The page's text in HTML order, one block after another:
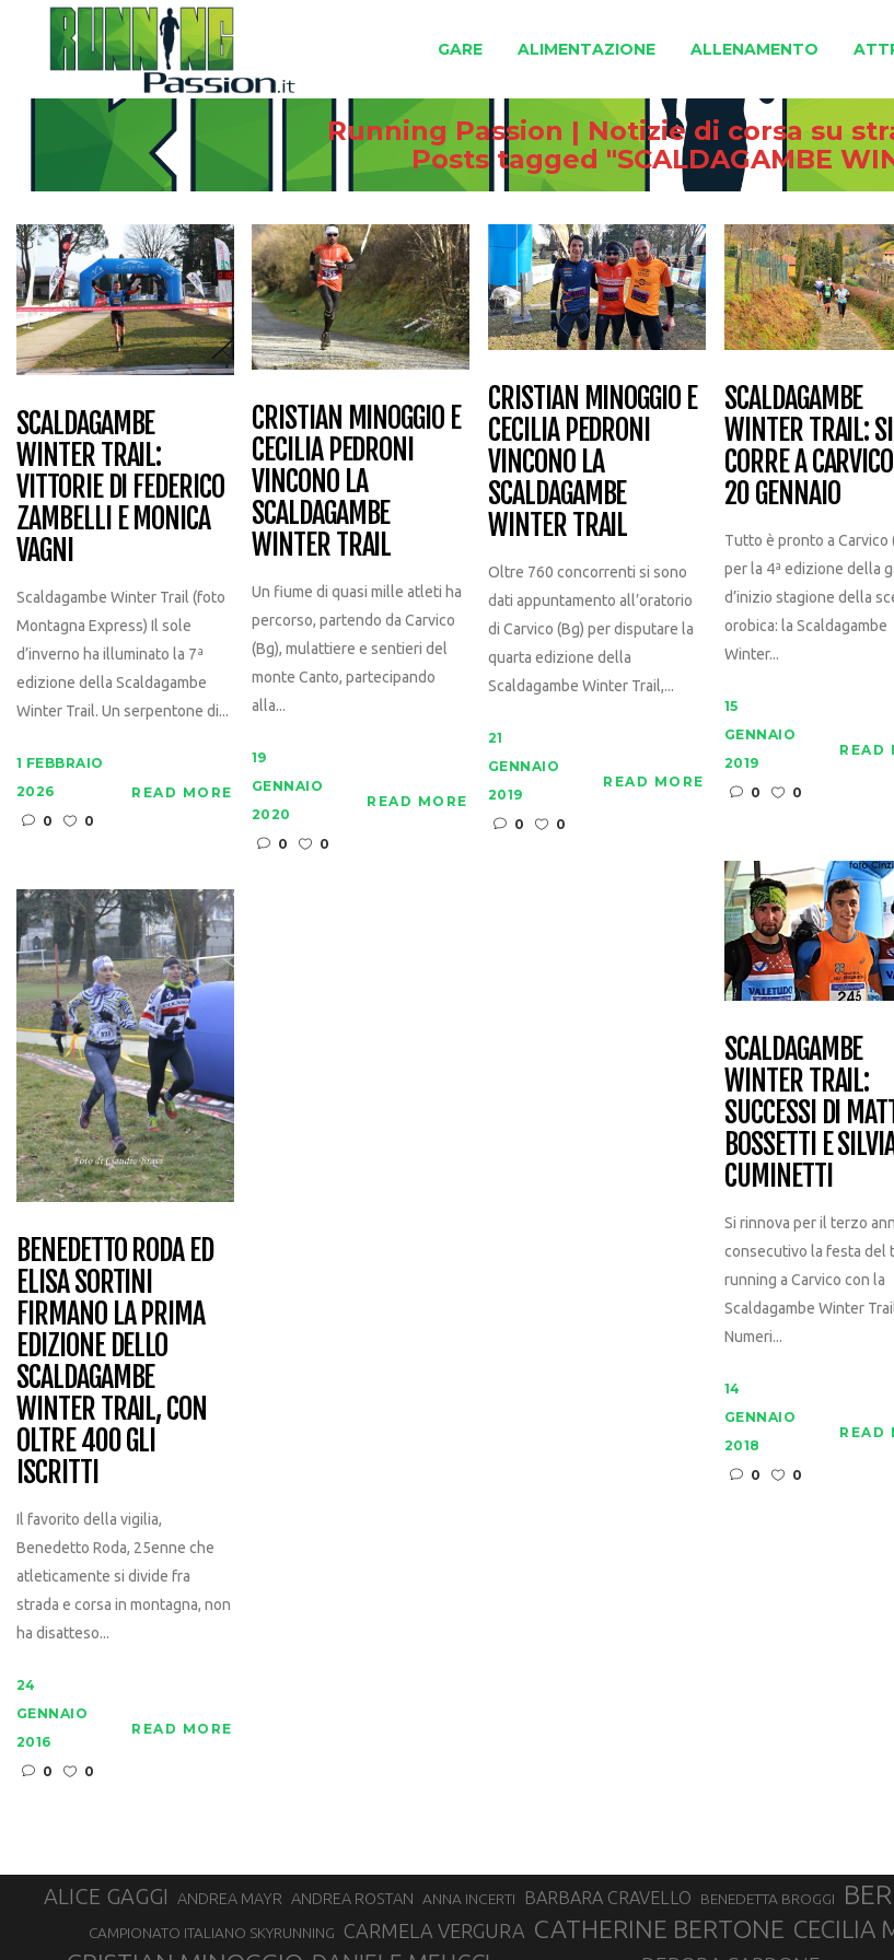
GARE ALIMENTAZIONE ALLENAMENTO
Running Passion | Notizie di corsa su
Posts tagged "SCALDAGAMBE
SCALDAGAMBE
WINTER TRAIL:
VITTORIE DI FEDERICO
ZAMBELLI E MONICA
VAGNI
Scaldagambe Winter Trail (foto
Montagna Express) Il sole
d’inverno ha illuminato la 7ª
edizione della Scaldagambe
Winter Trail. Un serpentone di...
1 FEBBRAIO
2026
0
0
READ MORE
CRISTIAN MINOGGIO E
CECILIA PEDRONI
VINCONO LA
SCALDAGAMBE
WINTER TRAIL
Un fiume di quasi mille atleti ha
percorso, partendo da Carvico
(Bg), mulattiere e sentieri del
monte Canto, partecipando
alla...
19
GENNAIO
2020
0
0
READ MORE
CRISTIAN MINOGGIO E
CECILIA PEDRONI
VINCONO LA
SCALDAGAMBE
WINTER TRAIL
Oltre 760 concorrenti si sono
dati appuntamento all’oratorio
di Carvico (Bg) per disputare la
quarta edizione della
Scaldagambe Winter Trail,...
21
GENNAIO
2019
0
0
READ MORE
SCALDAGAMBE
WINTER TRAIL: SI
CORRE A
20 GENNAIO
Tutto è pronto a Carvico
per la 4ª edizione della
d’inizio stagione della
orobica: la Scaldagambe
Winter...
15
GENNAIO
2019
0
0
READ
SCALDAGAMBE
WINTER TRAIL:
SUCCESSI DI
BOSSETTI E
CUMINETTI
Si rinnova per il terzo
consecutivo la festa del
running a Carvico con la
Scaldagambe Winter
Numeri...
14
GENNAIO
2018
0
0
READ
BENEDETTO RODA ED
ELISA SORTINI
FIRMANO LA PRIMA
EDIZIONE DELLO
SCALDAGAMBE
WINTER TRAIL, CON
OLTRE 400 GLI
ISCRITTI
Il favorito della vigilia,
Benedetto Roda, 25enne che
atleticamente si divide fra
strada e corsa in montagna, non
ha disatteso...
24
GENNAIO
2016
0
0
READ MORE
ALICE GAGGI ANDREA MAYR ANDREA ROSTAN ANNA INCERTI BARBARA CRAVELLO BENEDETTA BROGGI
CAMPIONATO ITALIANO SKYRUNNING CARMELA VERGURA CATHERINE BERTONE CECILIA